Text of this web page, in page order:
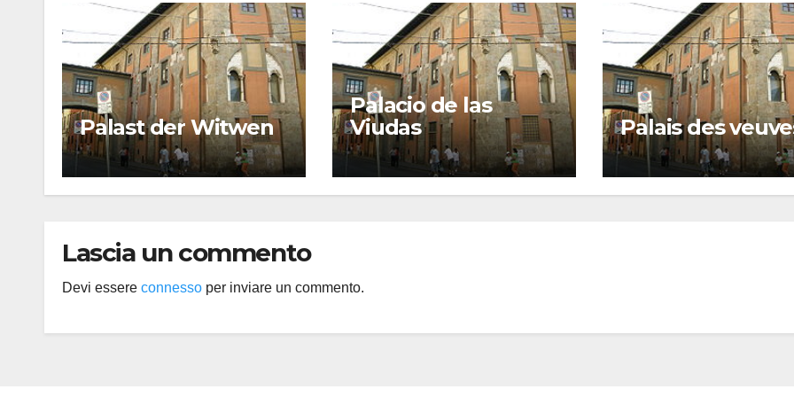
Palast der Witwen
Palacio de las
Viudas
Palais des
Lascia un commento
Devi essere connesso per inviare un commento.